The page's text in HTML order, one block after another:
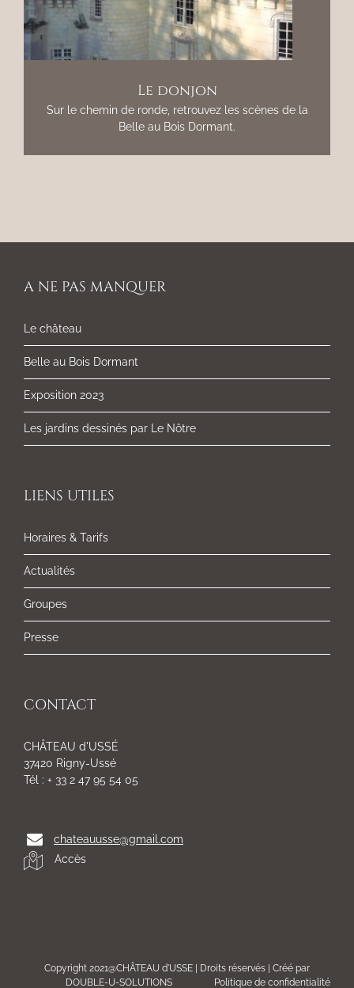
Le donjon
Sur le chemin de ronde, retrouvez les scènes de la
Belle au Bois Dormant.
A NE PAS MANQUER
Le château
Belle au Bois Dormant
Exposition 2023
Les jardins dessinés par Le Nôtre
LIENS UTILES
Horaires & Tarifs
Actualités
Groupes
Presse
CONTACT
CHÂTEAU d'USSÉ
37420 Rigny-Ussé
Tél : + 33 2 47 95 54 05
chateauusse@gmail.com
Accès
Copyright 2021@CHÂTEAU d'USSE | Droits réservés | Créé par
DOUBLE-U-SOLUTIONS
Politique de confidentialité